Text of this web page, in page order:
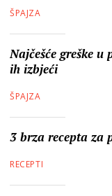
ŠPAJZA
Najčešće greške
ih izbjeći
ŠPAJZA
3 brza recepta za
RECEPTI